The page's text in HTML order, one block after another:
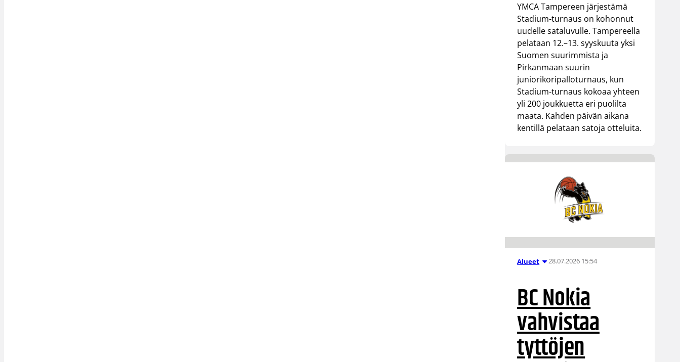
YMCA Tampereen järjestämä
Stadium-turnaus on kohonnut
uudelle sataluvulle. Tampereella
pelataan 12.–13. syyskuuta yksi
Suomen suurimmista ja
Pirkanmaan suurin
juniorikoripalloturnaus, kun
Stadium-turnaus kokoaa yhteen
yli 200 joukkuetta eri puolilta
maata. Kahden päivän aikana
kentillä pelataan satoja otteluita.
Alueet 28.07.2026 15:54
BC Nokia
vahvistaa
tyttöjen